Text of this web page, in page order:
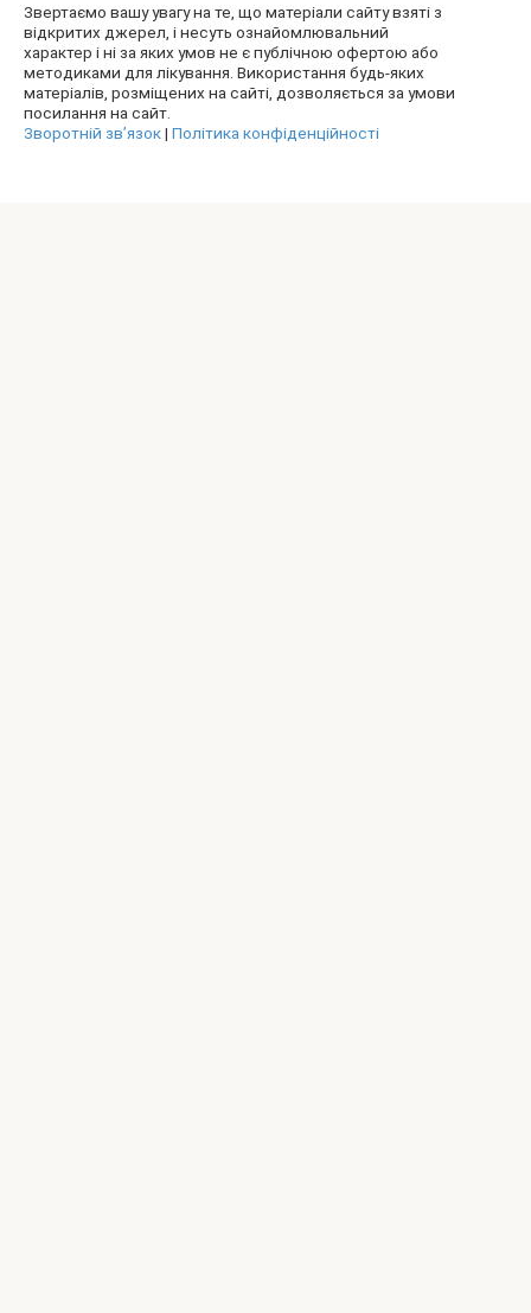
Звертаємо вашу увагу на те, що матеріали сайту взяті з
відкритих джерел, і несуть ознайомлювальний
характер і ні за яких умов не є публічною офертою або
методиками для лікування. Використання будь-яких
матеріалів, розміщених на сайті, дозволяється за умови
посилання на сайт.
Зворотній зв’язок| Політика конфіденційності